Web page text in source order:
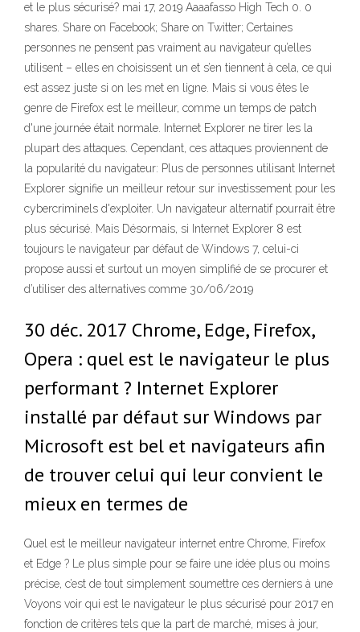
et le plus sécurisé? mai 17, 2019 Aaaafasso High Tech 0. 0
shares. Share on Facebook; Share on Twitter; Certaines
personnes ne pensent pas vraiment au navigateur qu’elles
utilisent – elles en choisissent un et s’en tiennent à cela, ce qui
est assez juste si on les met en ligne. Mais si vous êtes le
genre de Firefox est le meilleur, comme un temps de patch
d'une journée était normale. Internet Explorer ne tirer les la
plupart des attaques. Cependant, ces attaques proviennent de
la popularité du navigateur: Plus de personnes utilisant Internet
Explorer signifie un meilleur retour sur investissement pour les
cybercriminels d'exploiter. Un navigateur alternatif pourrait être
plus sécurisé. Mais Désormais, si Internet Explorer 8 est
toujours le navigateur par défaut de Windows 7, celui-ci
propose aussi et surtout un moyen simplifié de se procurer et
d’utiliser des alternatives comme 30/06/2019
30 déc. 2017 Chrome, Edge, Firefox,
Opera : quel est le navigateur le plus
performant ? Internet Explorer
installé par défaut sur Windows par
Microsoft est bel et navigateurs afin
de trouver celui qui leur convient le
mieux en termes de
Quel est le meilleur navigateur internet entre Chrome, Firefox
et Edge ? Le plus simple pour se faire une idée plus ou moins
précise, c’est de tout simplement soumettre ces derniers à une
Voyons voir qui est le navigateur le plus sécurisé pour 2017 en
fonction de critères tels que la part de marché, mises à jour,